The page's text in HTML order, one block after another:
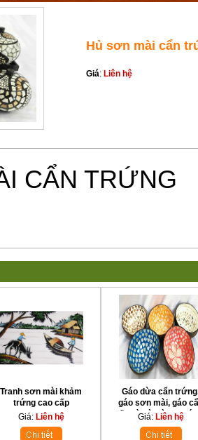
Hủ sơn mài cẩn
Giá: Liên hệ
CẨN TRỨNG
Tranh sơn mài khảm
trứng cao cấp
Giá: Liên hệ
Gáo dừa cẩn
gáo sơn mài, gáo
ốc xà cừ dùng nhúng
móng tay làm nail,
trang trí nữ trang
Giá: Liên hệ